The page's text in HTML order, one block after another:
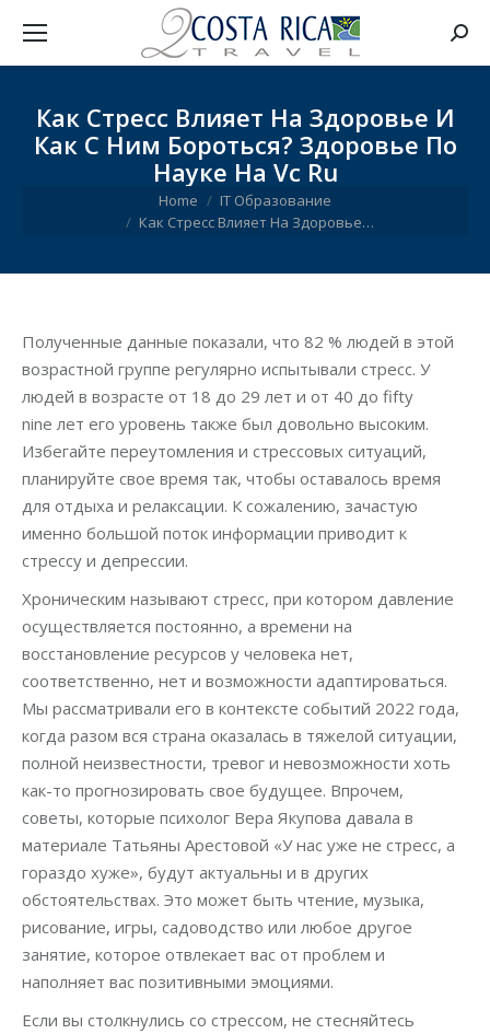
Как Стресс Влияет На Здоровье И
Как С Ним Бороться? Здоровье По
Науке На Vc Ru
Home
IT Образование
Как Стресс Влияет На Здоровье…
Полученные данные показали, что 82 % людей в этой
возрастной группе регулярно испытывали стресс. У
людей в возрасте от 18 до 29 лет и от 40 до fifty
nine лет его уровень также был довольно высоким.
Избегайте переутомления и стрессовых ситуаций,
планируйте свое время так, чтобы оставалось время
для отдыха и релаксации. К сожалению, зачастую
именно большой поток информации приводит к
стрессу и депрессии.
Хроническим называют стресс, при котором давление
осуществляется постоянно, а времени на
восстановление ресурсов у человека нет,
соответственно, нет и возможности адаптироваться.
Мы рассматривали его в контексте событий 2022 года,
когда разом вся страна оказалась в тяжелой ситуации,
полной неизвестности, тревог и невозможности хоть
как-то прогнозировать свое будущее. Впрочем,
советы, которые психолог Вера Якупова давала в
материале Татьяны Арестовой «У нас уже не стресс, а
гораздо хуже», будут актуальны и в других
обстоятельствах. Это может быть чтение, музыка,
рисование, игры, садоводство или любое другое
занятие, которое отвлекает вас от проблем и
наполняет вас позитивными эмоциями.
Если вы столкнулись со стрессом, не стесняйтесь